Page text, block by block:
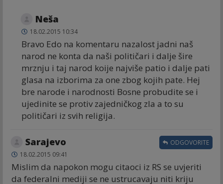
Neša
18.02.2015 10:34
Bravo Edo na komentaru nazalost jadni naš
narod ne konta da naši političari i dalje šire
mrznju i taj narod koije najviše patio i dalje pati
glasa na izborima za one zbog kojih pate. Hej
bre narode i narodnosti Bosne probudite se i
ujedinite se protiv zajedničkog zla a to su
političari iz svih religija.
Sarajevo
18.02.2015 09:41
Mislim da napokon mogu citaoci iz RS se uvjeriti
da federalni mediji se ne ustrucavaju niti kriju
ODGOVORITE